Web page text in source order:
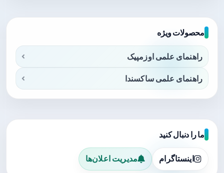
محصولات ویژه
راهنمای علمی اوزمپیک
راهنمای علمی ساکسندا
ما را دنبال کنید
اینستاگرام مدیریت اعلان‌ها